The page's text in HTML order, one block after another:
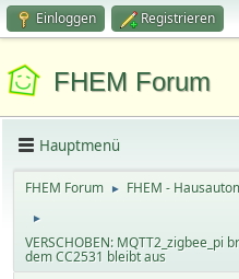
Einloggen Registrieren
FHEM Forum
Hauptmenü
FHEM Forum ► FHEM -
►
VERSCHOBEN: MQTT2_zigbee_pi
dem CC2531 bleibt aus